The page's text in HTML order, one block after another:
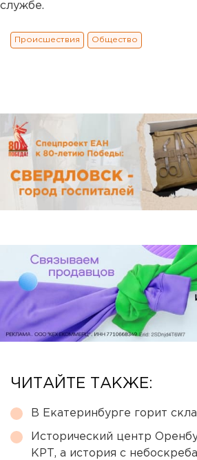
службе.
Происшествия Общество
ЧИТАЙТЕ ТАКЖЕ:
В Екатеринбурге горит
Исторический центр
КРТ, а история с